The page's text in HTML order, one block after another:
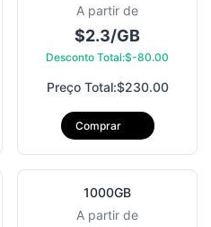
A partir de
$2.3/GB
Desconto Total:$-80.00
Preço Total:$230.00
Comprar
1000GB
A partir de